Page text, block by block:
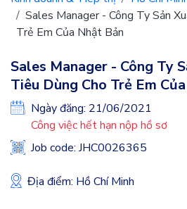
Sales Manager - Công Ty Sản
Trẻ Em Của Nhật Bản
Sales Manager - Công Ty
Tiêu Dùng Cho Trẻ Em
Ngày đăng: 21/06/2021
Công việc hết hạn nộp hồ sơ
Job code: JHC0026365
Địa điểm: Hồ Chí Minh